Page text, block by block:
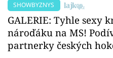
SHOWBYZNYS
GALERIE: Tyhle sexy
nároďáku na MS!
partnerky českých